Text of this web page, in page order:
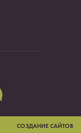
СОЗДАНИЕ САЙТОВ